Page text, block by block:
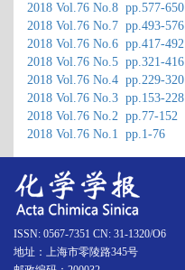
2018 Vol.76 No.8 pp.577-650
2018 Vol.76 No.7 pp.493-576
2018 Vol.76 No.6 pp.417-492
2018 Vol.76 No.5 pp.321-416
2018 Vol.76 No.4 pp.229-320
2018 Vol.76 No.3 pp.153-228
2018 Vol.76 No.2 pp.77-152
2018 Vol.76 No.1 pp.1-76
ISSN: 0567-7351 CN: 31-1320/O6
地址：上海市零陵路345号